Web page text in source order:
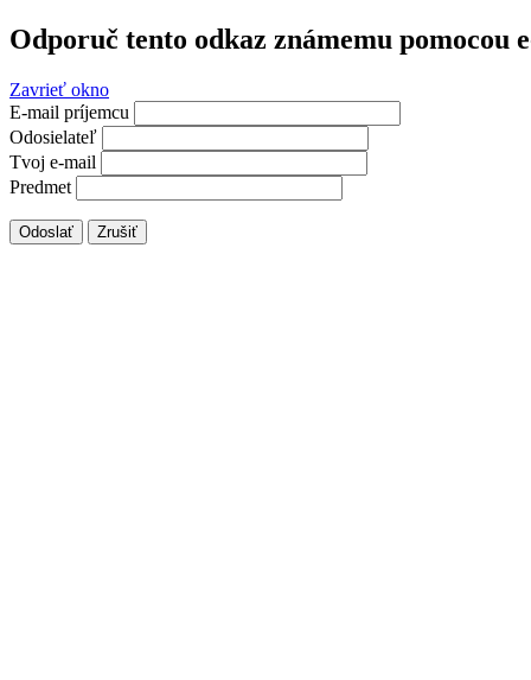
Odporuč tento odkaz známemu pomocou
Zavrieť okno
E-mail príjemcu
Odosielateľ
Tvoj e-mail
Predmet
Odoslať Zrušiť